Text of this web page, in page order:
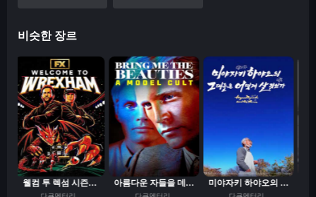
비슷한 장르
웰컴 투 렉섬 시즌... 아름다운 자들을 데... 미야자키 하야오의 ...